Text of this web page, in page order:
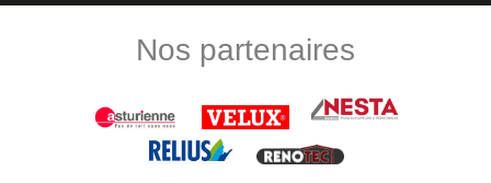
Nos partenaires